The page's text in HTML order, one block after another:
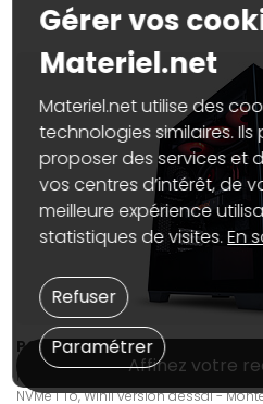
PC Gamer Draconys - Win11
NVIDIA GeForce RTX 5080, AMD Ryzen
NVMe 1 To, Win11 version d'essai -
Affinez votre
Gérer vos
Materiel.net
Materiel.net utilise des
technologies similaires.
proposer des services et
vos centres d’intérêt, de
meilleure expérience
statistiques de visites.En
Paramétrer
Refuser